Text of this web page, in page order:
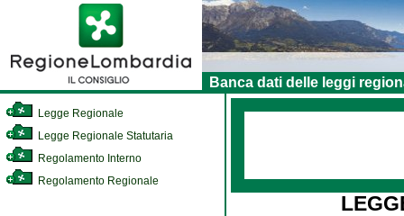
Banca dati delle leggi
Legge Regionale
Legge Regionale Statutaria
Regolamento Interno
Regolamento Regionale